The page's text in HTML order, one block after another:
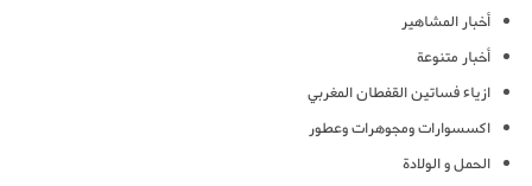
أخبار المشاهير
أخبار متنوعة
ازياء فساتين القفطان المغربي
اكسسوارات ومجوهرات وعطور
الحمل و الولادة